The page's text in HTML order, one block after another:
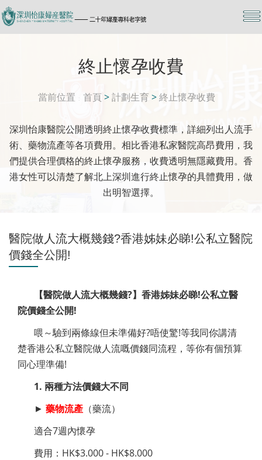
終止懷孕收費
當前位置 首頁 >計劃生育>終止懷孕收費
深圳怡康醫院公開透明終止懷孕收費標準，詳細列出人流手
術、藥物流產等各項費用。相比香港私家醫院高昂費用，我
們提供合理價格的終止懷孕服務，收費透明無隱藏費用。香
港女性可以清楚了解北上深圳進行終止懷孕的具體費用，做
出明智選擇。
醫院做人流大概幾錢?香港姊妹必睇!公私立醫院
價錢全公開!
【醫院做人流大概幾錢?】香港姊妹必睇!公私立醫
院價錢全公開!
喂～驗到兩條線但未準備好?唔使驚!等我同你講清
楚香港公私立醫院做人流嘅價錢同流程，等你有個預算
同心理準備!
1. 兩種方法價錢大不同
► 藥物流產 （藥流）
適合7週內懷孕
費用：HK$3.000 - HK$8.000